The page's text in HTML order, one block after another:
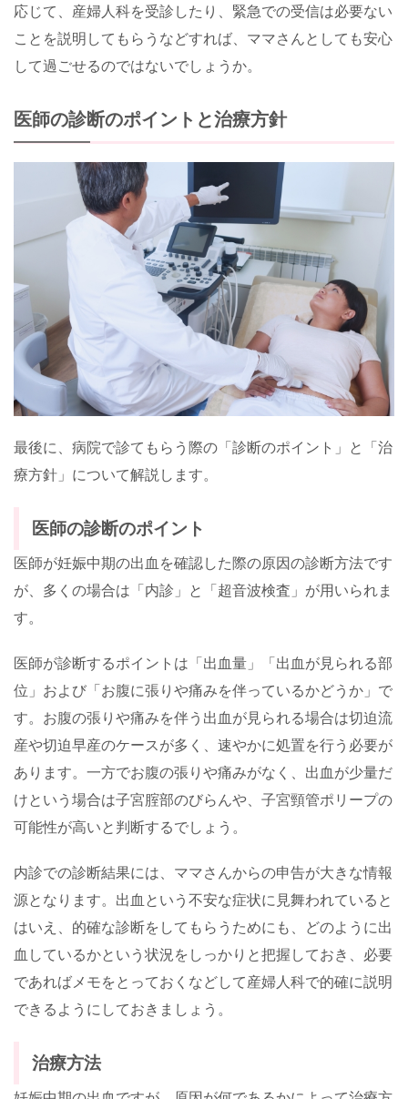
応じて、産婦人科を受診したり、緊急での受信は必要ない
ことを説明してもらうなどすれば、ママさんとしても安心
して過ごせるのではないでしょうか。
医師の診断のポイントと治療方針
最後に、病院で診てもらう際の「診断のポイント」と「治
療方針」について解説します。
医師の診断のポイント
医師が妊娠中期の出血を確認した際の原因の診断方法です
が、多くの場合は「内診」と「超音波検査」が用いられま
す。
医師が診断するポイントは「出血量」「出血が見られる部
位」および「お腹に張りや痛みを伴っているかどうか」で
す。お腹の張りや痛みを伴う出血が見られる場合は切迫流
産や切迫早産のケースが多く、速やかに処置を行う必要が
あります。一方でお腹の張りや痛みがなく、出血が少量だ
けという場合は子宮腟部のびらんや、子宮頸管ポリープの
可能性が高いと判断するでしょう。
内診での診断結果には、ママさんからの申告が大きな情報
源となります。出血という不安な症状に見舞われていると
はいえ、的確な診断をしてもらうためにも、どのように出
血しているかという状況をしっかりと把握しておき、必要
であればメモをとっておくなどして産婦人科で的確に説明
できるようにしておきましょう。
治療方法